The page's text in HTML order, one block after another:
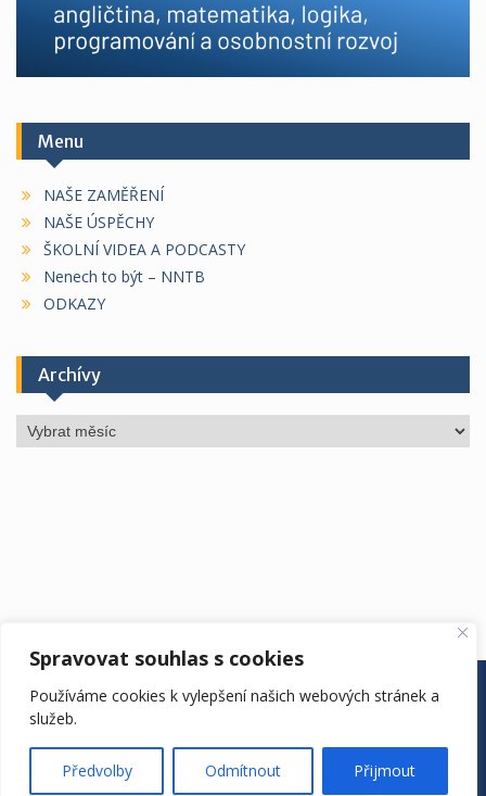
Spravovat souhlas s cookies
Používáme cookies k vylepšení našich webových stránek a
služeb.
Předvolby Odmítnout Přijmout
Menu
NAŠE ZAMĚŘENÍ
NAŠE ÚSPĚCHY
ŠKOLNÍ VIDEA A PODCASTY
Nenech to být – NNTB
ODKAZY
Archívy
Archívy
ÚŘEDNÍ DESKA ŠKOLA ŠKOLNÍ ROK
DRUŽINA
KONTAKTY
EDOOKIT
Proudly powered by WordPress | Education Hub byWEN
Themes